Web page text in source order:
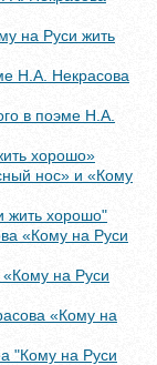
на Руси жить
Н.А. Некрасова
в поэме Н.А.
хорошо»
нос» и «Кому
жить хорошо"
«Кому на Руси
на Руси
«Кому на
"Кому на Руси